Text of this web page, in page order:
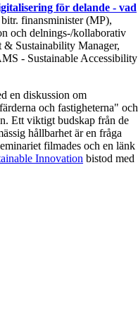
för delande - vad
finansminister (MP),
och delnings-/kollaborativ
Sustainability Manager,
- Sustainable Accessibility
en diskussion om
och fastigheterna" och
Ett viktigt budskap från de
hållbarhet är en fråga
filmades och en länk
Innovation bistod med